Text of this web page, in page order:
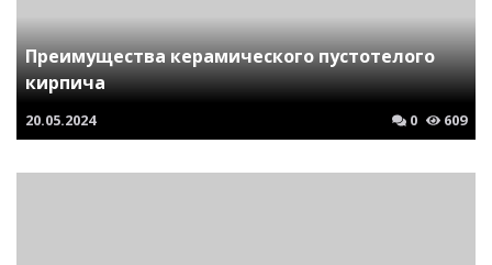
Преимущества керамического пустотелого
кирпича
20.05.2024 0 609